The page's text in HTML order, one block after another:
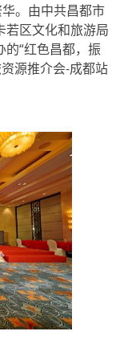
。由中共昌都市
若区文化和旅游局
“红色昌都，振
源推介会-成都站